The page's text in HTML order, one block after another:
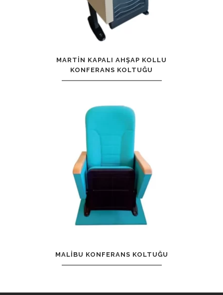
MARTIN KAPALI AHŞAP KOLLU
KONFERANS KOLTUĞU
MALIBU KONFERANS KOLTUĞU